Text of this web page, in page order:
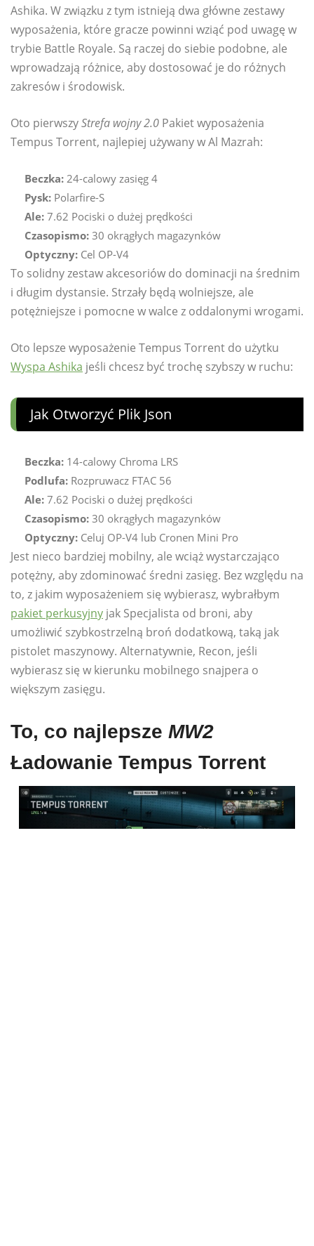
Ashika. W związku z tym istnieją dwa główne zestawy
wyposażenia, które gracze powinni wziąć pod uwagę w
trybie Battle Royale. Są raczej do siebie podobne, ale
wprowadzają różnice, aby dostosować je do różnych
zakresów i środowisk.
Oto pierwszyStrefa wojny 2.0 Pakiet wyposażenia
Tempus Torrent, najlepiej używany w Al Mazrah:
Beczka: 24-calowy zasięg 4
Pysk: Polarfire-S
Ale: 7.62 Pociski o dużej prędkości
Czasopismo: 30 okrągłych magazynków
Optyczny: Cel OP-V4
To solidny zestaw akcesoriów do dominacji na średnim
i długim dystansie. Strzały będą wolniejsze, ale
potężniejsze i pomocne w walce z oddalonymi wrogami.
Oto lepsze wyposażenie Tempus Torrent do użytku
Wyspa Ashika jeśli chcesz być trochę szybszy w ruchu:
Jak Otworzyć Plik Json
Beczka: 14-calowy Chroma LRS
Podlufa: Rozpruwacz FTAC 56
Ale: 7.62 Pociski o dużej prędkości
Czasopismo: 30 okrągłych magazynków
Optyczny: Celuj OP-V4 lub Cronen Mini Pro
Jest nieco bardziej mobilny, ale wciąż wystarczająco
potężny, aby zdominować średni zasięg. Bez względu na
to, z jakim wyposażeniem się wybierasz, wybrałbym
pakiet perkusyjny jak Specjalista od broni, aby
umożliwić szybkostrzelną broń dodatkową, taką jak
pistolet maszynowy. Alternatywnie, Recon, jeśli
wybierasz się w kierunku mobilnego snajpera o
większym zasięgu.
To, co najlepsze MW2
Ładowanie Tempus Torrent